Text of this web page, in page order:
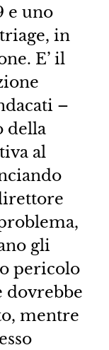
e uno
in
E’ il
–
della
al
gli
pericolo
dovrebbe
mentre